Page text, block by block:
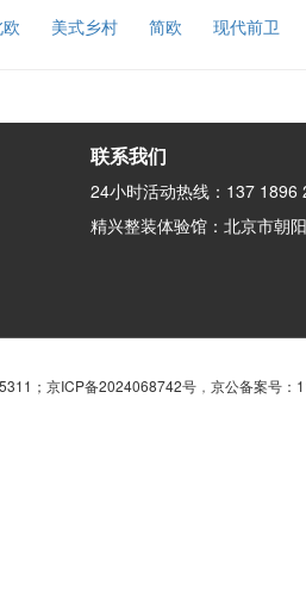
美式乡村 简欧 现代前卫
联系我们
24小时活动热线：137 1896
精兴整装体验馆：北京市朝
； 京ICP备2024068742号， 京公备案号：